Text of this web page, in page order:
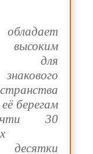
для
берегам
30